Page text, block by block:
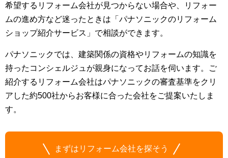
希望するリフォーム会社が見つからない場合や、リフォー
ムの進め方など迷ったときは「パナソニックのリフォーム
ショップ紹介サービス」で相談ができます。
パナソニックでは、建築関係の資格やリフォームの知識を
持ったコンシェルジュが親身になってお話を伺います。ご
紹介するリフォーム会社はパナソニックの審査基準をクリ
アした約500社からお客様に合った会社をご提案いたしま
す。
まずはリフォーム会社を探そう